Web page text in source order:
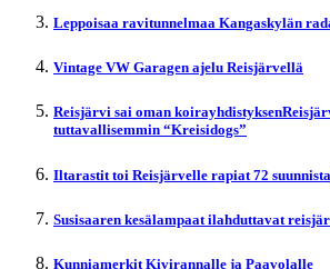
Leppoisaa ravitunnelmaa Kangaskylän
Vintage VW Garagen ajelu Reisjärvellä
Reisjärvi sai oman
tuttavallisemmin “Kreisidogs”
Iltarastit toi Reisjärvelle rapiat 72
Susisaaren kesälampaat ilahduttavat
Kunniamerkit Kivirannalle ja Paavolalle